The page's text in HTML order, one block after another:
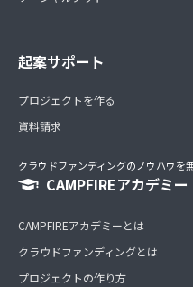
起案サポート
プロジェクトを作る
資料請求
クラウドファンディングのノウハウを
CAMPFIREアカデミー
CAMPFIREアカデミーとは
クラウドファンディングとは
プロジェクトの作り方